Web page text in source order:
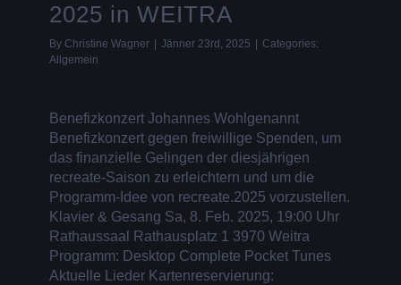
2025 in WEITRA
By Christine Wagner Jänner 23rd, 2025
Categories:
Allgemein
Benefizkonzert Johannes Wohlgenannt
Benefizkonzert gegen freiwillige Spenden, um
das finanzielle Gelingen der diesjährigen
recreate-Saison zu erleichtern und um die
Programm-Idee von recreate.2025 vorzustellen.
Klavier & Gesang Sa, 8. Feb. 2025, 19:00 Uhr
Rathaussaal Rathausplatz 1 3970 Weitra
Programm: Desktop Complete Pocket Tunes
Aktuelle Lieder Kartenreservierung: